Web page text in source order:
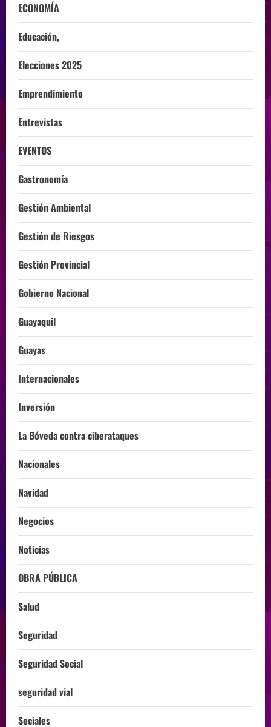
ECONOMÍA
Educación,
Elecciones 2025
Emprendimiento
Entrevistas
EVENTOS
Gastronomía
Gestión Ambiental
Gestión de Riesgos
Gestión Provincial
Gobierno Nacional
Guayaquil
Guayas
Internacionales
Inversión
La Bóveda contra ciberataques
Nacionales
Navidad
Negocios
Noticias
OBRA PÚBLICA
Salud
Seguridad
Seguridad Social
seguridad vial
Sociales